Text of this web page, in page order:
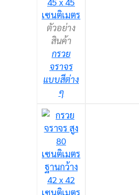
ตัวอย่าง
สินค้า
กรวย
จราจร
แบบสีต่าง
ๆ